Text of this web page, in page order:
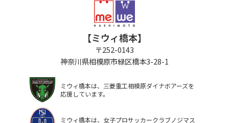
【ミウィ橋本】
〒252-0143
神奈川県相模原市緑区橋本3-28-1
ミウィ橋本は、三菱重工相模原ダイナボアーズを
応援しています。
ミウィ橋本は、女子プロサッカークラブノジマス